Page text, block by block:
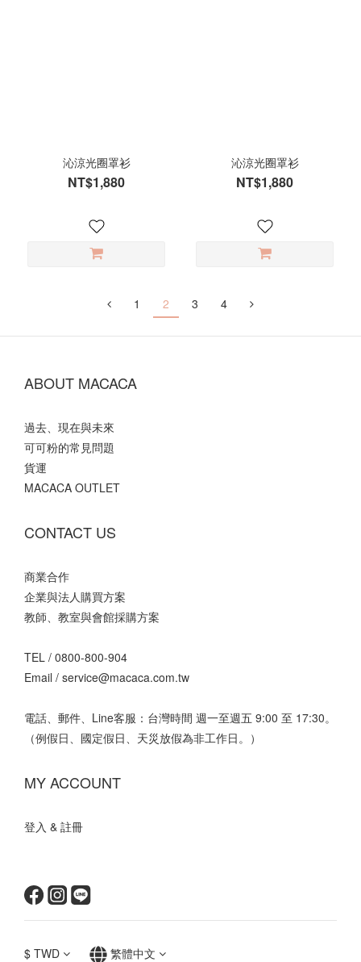
沁涼光圈罩衫
NT$1,880
沁涼光圈罩衫
NT$1,880
1 2 3 4
ABOUT MACACA
過去、現在與未來
可可粉的常見問題
貨運
MACACA OUTLET
CONTACT US
商業合作
企業與法人購買方案
教師、教室與會館採購方案
TEL / 0800-800-904
Email / service@macaca.com.tw
電話、郵件、Line客服：台灣時間 週一至週五 9:00 至 17:30。
（例假日、國定假日、天災放假為非工作日。）
MY ACCOUNT
登入 & 註冊
$ TWD 繁體中文